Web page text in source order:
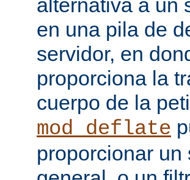
alternativa a un
en una pila de
servidor, en
proporciona la
cuerpo de la
mod_deflate
proporcionar